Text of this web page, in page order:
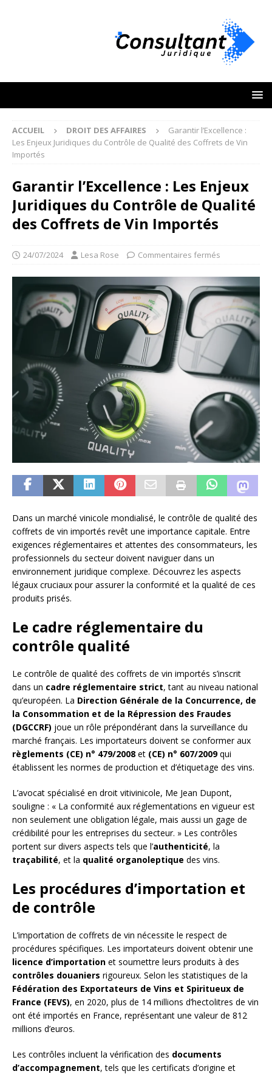
ACCUEIL DROIT DES AFFAIRES
Garantir l’Excellence :
Les Enjeux Juridiques du Contrôle de Qualité des Coffrets de Vin
Importés
Garantir l’Excellence : Les Enjeux
Juridiques du Contrôle de Qualité
des Coffrets de Vin Importés
24/07/2024 Lesa Rose Commentaires fermés
Dans un marché vinicole mondialisé, le contrôle de qualité des
coffrets de vin importés revêt une importance capitale. Entre
exigences réglementaires et attentes des consommateurs, les
professionnels du secteur doivent naviguer dans un
environnement juridique complexe. Découvrez les aspects
légaux cruciaux pour assurer la conformité et la qualité de ces
produits prisés.
Le cadre réglementaire du
contrôle qualité
Le contrôle de qualité des coffrets de vin importés s’inscrit
dans un cadre réglementaire strict, tant au niveau national
qu’européen. La Direction Générale de la Concurrence, de
la Consommation et de la Répression des Fraudes
(DGCCRF) joue un rôle prépondérant dans la surveillance du
marché français. Les importateurs doivent se conformer aux
règlements (CE) n° 479/2008 et (CE) n° 607/2009qui
établissent les normes de production et d’étiquetage des vins.
L’avocat spécialisé en droit vitivinicole, Me Jean Dupont,
souligne : « La conformité aux réglementations en vigueur est
non seulement une obligation légale, mais aussi un gage de
crédibilité pour les entreprises du secteur. » Les contrôles
portent sur divers aspects tels que l’authenticité, la
traçabilité, et la qualité organoleptique des vins.
Les procédures d’importation et
de contrôle
L’importation de coffrets de vin nécessite le respect de
procédures spécifiques. Les importateurs doivent obtenir une
licence d’importation et soumettre leurs produits à des
contrôles douaniers rigoureux. Selon les statistiques de la
Fédération des Exportateurs de Vins et Spiritueux de
France (FEVS), en 2020, plus de 14 millions d’hectolitres de vin
ont été importés en France, représentant une valeur de 812
millions d’euros.
Les contrôles incluent la vérification des documents
d’accompagnement, tels que les certificats d’origine et